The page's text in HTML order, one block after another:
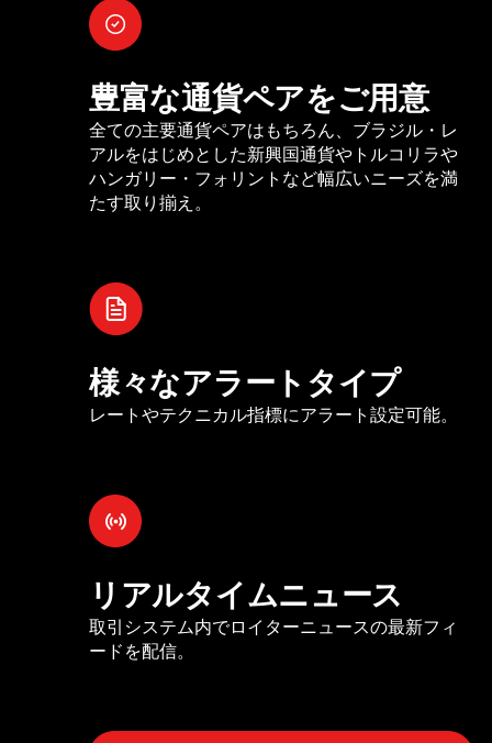
豊富な通貨ペアをご用意
全ての主要通貨ペアはもちろん、ブラジル・レ
アルをはじめとした新興国通貨やトルコリラや
ハンガリー・フォリントなど幅広いニーズを満
たす取り揃え。
様々なアラートタイプ
レートやテクニカル指標にアラート設定可能。
リアルタイムニュース
取引システム内でロイターニュースの最新フィ
ードを配信。